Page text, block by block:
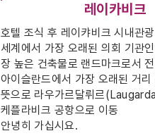
레이카비크
호텔 조식 후 레이캬비크 시내관광
세계에서 가장 오래된 의회 기관
장 높은 건축물로 랜드마크로서
아이슬란드에서 가장 오래된 거
뜻으로 라우가르달뤼르
케플라비크 공항으로 이동
안녕히 가십시요.